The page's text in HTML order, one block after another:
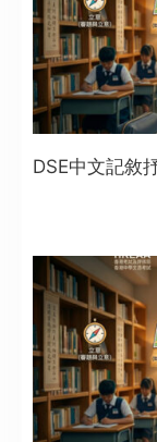
DSE中文記敘